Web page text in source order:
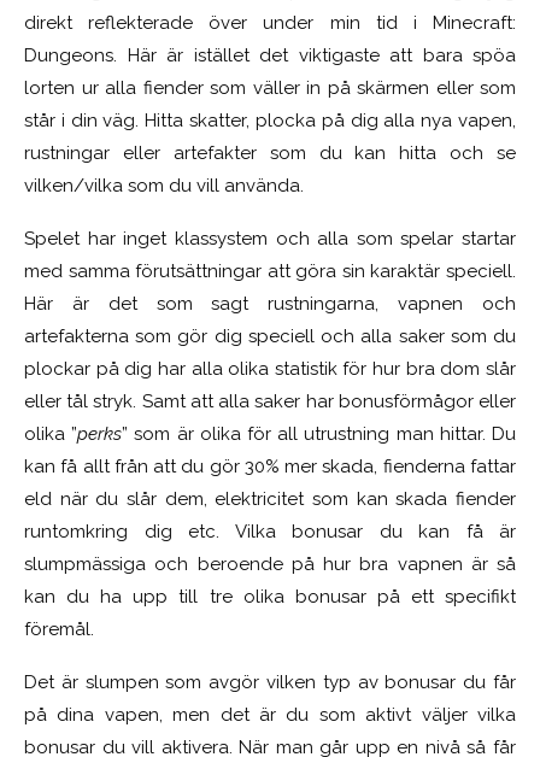
direkt reflekterade över under min tid i Minecraft:
Dungeons. Här är istället det viktigaste att bara spöa
lorten ur alla fiender som väller in på skärmen eller som
står i din väg. Hitta skatter, plocka på dig alla nya vapen,
rustningar eller artefakter som du kan hitta och se
vilken/vilka som du vill använda.
Spelet har inget klassystem och alla som spelar startar
med samma förutsättningar att göra sin karaktär speciell.
Här är det som sagt rustningarna, vapnen och
artefakterna som gör dig speciell och alla saker som du
plockar på dig har alla olika statistik för hur bra dom slår
eller tål stryk. Samt att alla saker har bonusförmågor eller
olika ”perks” som är olika för all utrustning man hittar. Du
kan få allt från att du gör 30% mer skada, fienderna fattar
eld när du slår dem, elektricitet som kan skada fiender
runtomkring dig etc. Vilka bonusar du kan få är
slumpmässiga och beroende på hur bra vapnen är så
kan du ha upp till tre olika bonusar på ett specifikt
föremål.
Det är slumpen som avgör vilken typ av bonusar du får
på dina vapen, men det är du som aktivt väljer vilka
bonusar du vill aktivera. När man går upp en nivå så får